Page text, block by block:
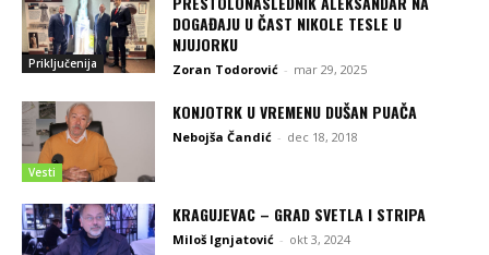
Priključenija
DOGAĐAJU U ČAST NIKOLE TESLE U
NJUJORKU
Zoran Todorović - mar 29, 2025
Vesti
KONJOTRK U VREMENU DUŠAN PUAČA
Nebojša Čandić - dec 18, 2018
KRAGUJEVAC – GRAD SVETLA I STRIPA
Miloš Ignjatović - okt 3, 2024